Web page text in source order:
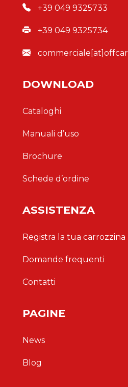
+39 049 9325733
+39 049 9325734
DOWNLOAD
Cataloghi
Manuali d’uso
Brochure
Schede d’ordine
ASSISTENZA
Registra la tua carrozzina
Domande frequenti
Contatti
PAGINE
News
Blog